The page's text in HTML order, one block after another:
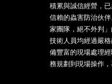
積累與誠信經營，
信賴的蟲害防治伙
家團隊，絕不外判
技術人員均經過嚴
備豐富的現場處理
務規劃到現場操作